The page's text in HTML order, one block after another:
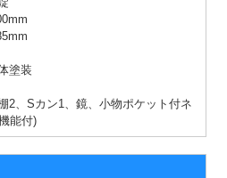
塗装
2、Sカン1、鏡、小物ポケット付ネ
能付)